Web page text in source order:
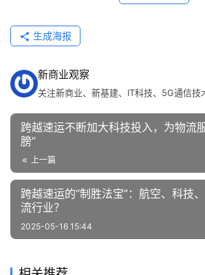
生成海报
新商业观察
关注新商业、新基建、IT科技、5G通信技
跨越速运不断加大科技投入，为物流
膀”
上一篇
跨越速运的“制胜法宝”：航空、科技
流行业？
2025-05-16 15:44